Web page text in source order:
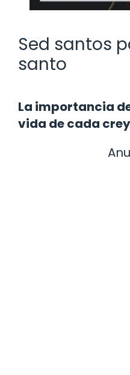
Sed santos
santo
La importancia
vida de cada